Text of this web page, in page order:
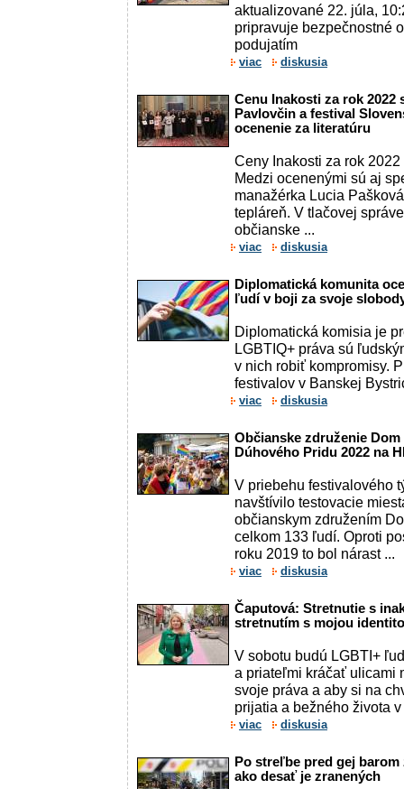
aktualizované 22. júla,
pripravuje bezpečnostné
podujatím
viac diskusia
Cenu Inakosti za rok 2022
Pavlovčin a festival
ocenenie za literatúru
Ceny Inakosti za rok
Medzi ocenenými sú aj
manažérka Lucia
tepláreň. V tlačovej
občianske ...
viac diskusia
Diplomatická komunita
ľudí v boji za svoje
Diplomatická komisia je
LGBTIQ+ práva sú
v nich robiť kompromisy.
festivalov v Banskej
viac diskusia
Občianske združenie
Dúhového Pridu 2022 na
V priebehu festivalového
navštívilo testovacie
občianskym združením
celkom 133 ľudí. Oproti
roku 2019 to bol nárast ...
viac diskusia
Čaputová: Stretnutie s
stretnutím s mojou
V sobotu budú LGBTI+
a priateľmi kráčať ulicami
svoje práva a aby si na
prijatia a bežného života
viac diskusia
Po streľbe pred gej
ako desať je zranených